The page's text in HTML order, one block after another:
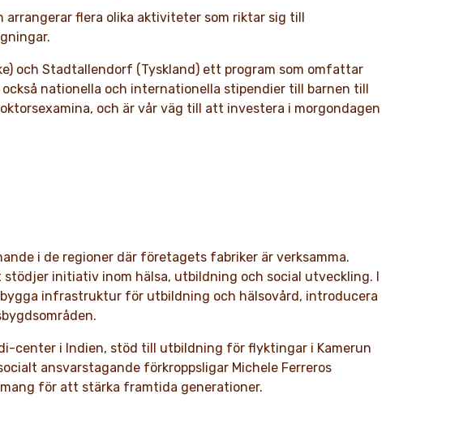
arrangerar flera olika aktiviteter som riktar sig till
och Stadtallendorf (Tyskland) ett program som omfattar
nationella och internationella stipendier till barnen till
och är vår väg till att investera i morgondagen
i de regioner där företagets fabriker är verksamma.
initiativ inom hälsa, utbildning och social utveckling. I
infrastruktur för utbildning och hälsovård, introducera
center i Indien, stöd till utbildning för flyktingar i Kamerun
ansvarstagande förkroppsligar Michele Ferreros
för att stärka framtida generationer.